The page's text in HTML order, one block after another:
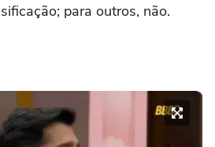
para outros, não.